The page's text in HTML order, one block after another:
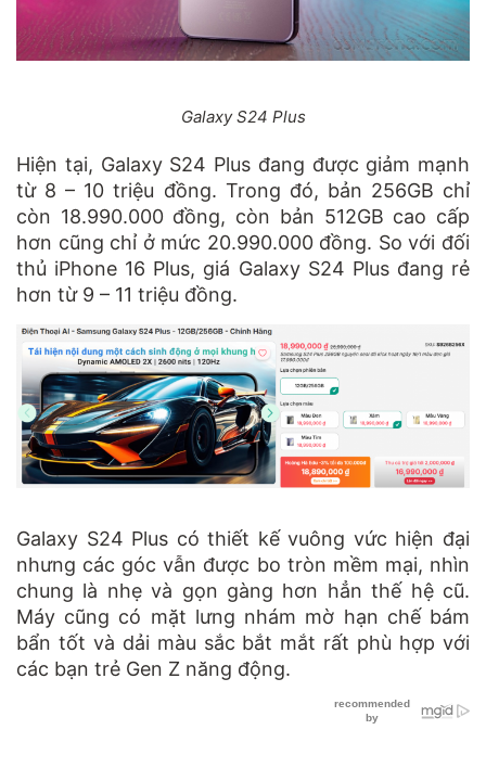
Galaxy S24 Plus
Hiện tại, Galaxy S24 Plus đang được giảm mạnh
từ 8 – 10 triệu đồng. Trong đó, bản 256GB chỉ
còn 18.990.000 đồng, còn bản 512GB cao cấp
hơn cũng chỉ ở mức 20.990.000 đồng. So với đối
thủ iPhone 16 Plus, giá Galaxy S24 Plus đang rẻ
hơn từ 9 – 11 triệu đồng.
Galaxy S24 Plus có thiết kế vuông vức hiện đại
nhưng các góc vẫn được bo tròn mềm mại, nhìn
chung là nhẹ và gọn gàng hơn hẳn thế hệ cũ.
Máy cũng có mặt lưng nhám mờ hạn chế bám
bẩn tốt và dải màu sắc bắt mắt rất phù hợp với
các bạn trẻ Gen Z năng động.